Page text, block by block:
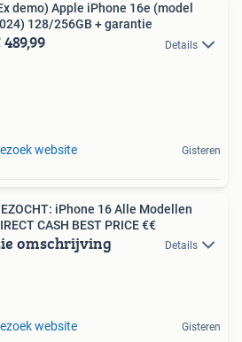
demo) Apple iPhone 16e (model
128/256GB + garantie
Details
website Gisteren
iPhone 16 Alle Modellen
CASH BEST PRICE €€
omschrijving Details
website Gisteren